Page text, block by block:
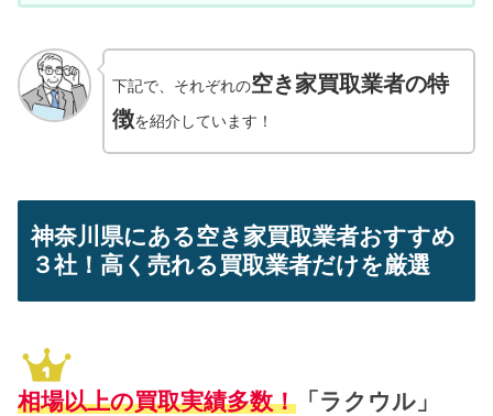
下記で、それぞれの空き家買取業者の特
徴を紹介しています！
神奈川県にある空き家買取業者おすすめ
３社！高く売れる買取業者だけを厳選
相場以上の買取実績多数！ 「ラクウル」